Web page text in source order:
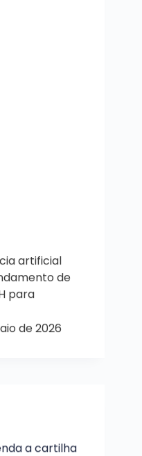
artificial
de
para
de 2026
a cartilha